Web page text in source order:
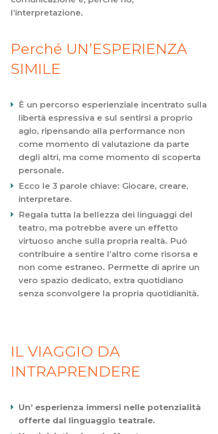
l’interpretazione.
Perché UN’ESPERIENZA
SIMILE
È un percorso esperienziale incentrato sulla
libertà espressiva e sul sentirsi a proprio
agio, ripensando alla performance non
come momento di valutazione da parte
degli altri, ma come momento di scoperta
personale.
Ecco le 3 parole chiave: Giocare, creare,
interpretare.
Regala tutta la bellezza dei linguaggi del
teatro, ma potrebbe avere un effetto
virtuoso anche sulla propria realtà. Puó
contribuire a sentire l’altro come risorsa e
non come estraneo. Permette di aprire un
vero spazio dedicato, extra quotidiano
senza sconvolgere la propria quotidianità.
IL VIAGGIO DA
INTRAPRENDERE
Un’ esperienza immersi nelle potenzialità
offerte dal linguaggio teatrale.